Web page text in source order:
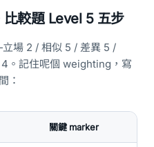
較題 Level 5 五步
場 2 / 相似 5 / 差異 5 /
。記住呢個 weighting，寫
：
關鍵 marker